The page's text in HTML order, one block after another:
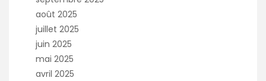
août 2025
juillet 2025
juin 2025
mai 2025
avril 2025